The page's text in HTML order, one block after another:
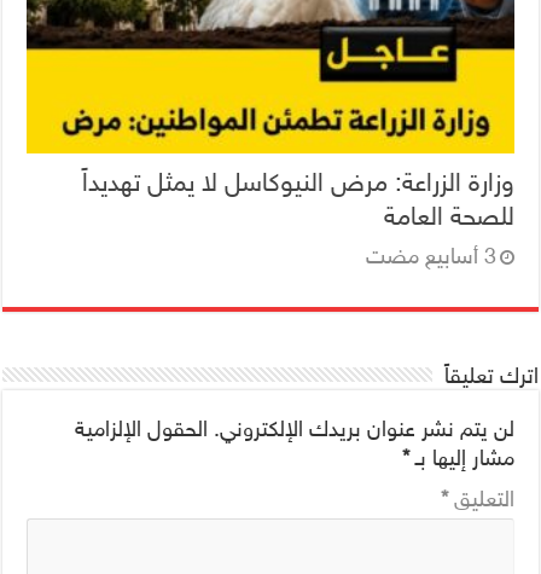
وزارة الزراعة: مرض النيوكاسل لا يمثل تهديداً
للصحة العامة
اترك تعليقاً
لن يتم نشر عنوان بريدك الإلكتروني. الحقول الإلزامية
مشار إليها بـ*
التعليق*